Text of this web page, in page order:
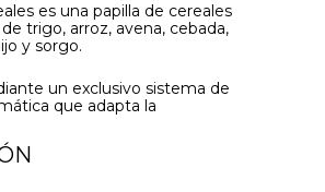
es una papilla de cereales
trigo, arroz, avena, cebada,
y sorgo.
un exclusivo sistema de
que adapta la